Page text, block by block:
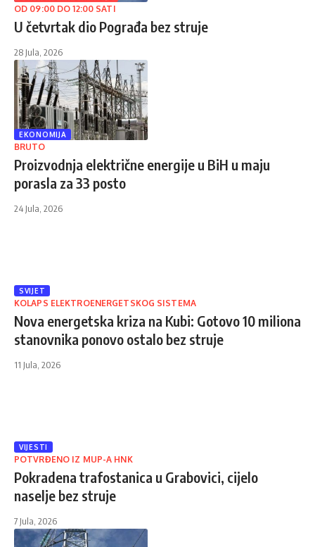
OD 09:00 DO 12:00 SATI
U četvrtak dio Pograđa bez struje
28 Jula, 2026
EKONOMIJA
BRUTO
Proizvodnja električne energije u BiH u maju
porasla za 33 posto
24 Jula, 2026
SVIJET
KOLAPS ELEKTROENERGETSKOG SISTEMA
Nova energetska kriza na Kubi: Gotovo 10 miliona
stanovnika ponovo ostalo bez struje
11 Jula, 2026
VIJESTI
POTVRĐENO IZ MUP-A HNK
Pokradena trafostanica u Grabovici, cijelo
naselje bez struje
7 Jula, 2026